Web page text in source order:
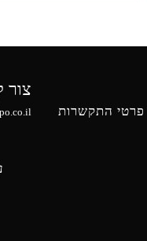
פרטי התקשרות
צור